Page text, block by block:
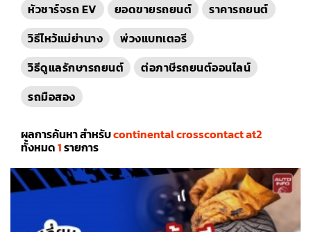
หัวชาร์จรถ EV
ยอดขายรถยนต์
ราคารถยนต์
วิธีไหว้แม่ย่านาง
พ่วงแบทเตอรี
วิธีดูแลรักษารถยนต์
ต่อภาษีรถยนต์ออนไลน์
รถมือสอง
ผลการค้นหา สำหรับcontinental crosscontact at2
ทั้งหมด1รายการ